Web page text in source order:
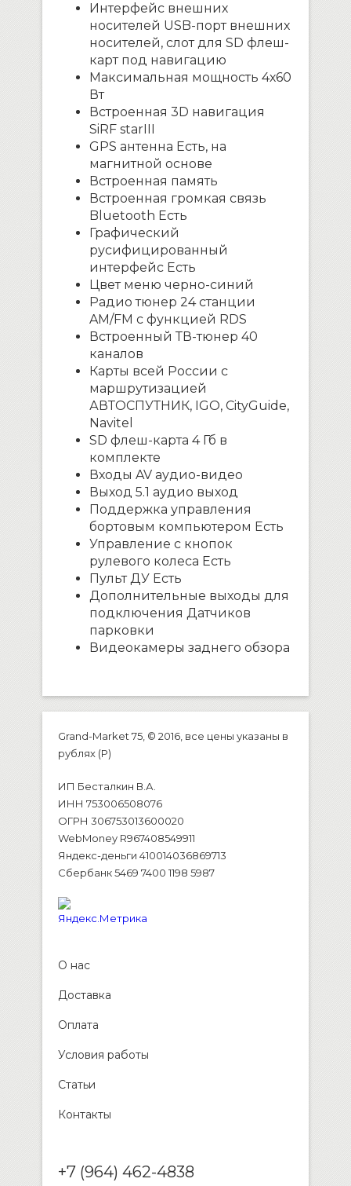
Интерфейс внешних
носителей USB-порт внешних
носителей, слот для SD флеш-
карт под навигацию
Максимальная мощность 4х60
Вт
Встроенная 3D навигация
SiRF starIII
GPS антенна Есть, на
магнитной основе
Встроенная память
Встроенная громкая связь
Bluetooth Есть
Графический
русифицированный
интерфейс Есть
Цвет меню черно-синий
Радио тюнер 24 станции
AM/FM с функцией RDS
Встроенный ТВ-тюнер 40
каналов
Карты всей России с
маршрутизацией
АВТОСПУТНИК, IGO, CityGuide,
Navitel
SD флеш-карта 4 Гб в
комплекте
Входы AV аудио-видео
Выход 5.1 аудио выход
Поддержка управления
бортовым компьютером Есть
Управление с кнопок
рулевого колеса Есть
Пульт ДУ Есть
Дополнительные выходы для
подключения Датчиков
парковки
Видеокамеры заднего обзора
Grand-Market 75, © 2016, все цены указаны в
рублях (P)
ИП Бесталкин В.А.
ИНН 753006508076
ОГРН 306753013600020
WebMoney R967408549911
Яндекс-деньги 410014036869713
Сбербанк 5469 7400 1198 5987
О нас
Доставка
Оплата
Условия работы
Статьи
Контакты
+7 (964) 462-4838